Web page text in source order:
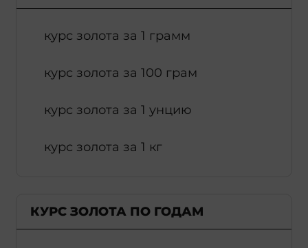
курс золота за 1 грамм
курс золота за 100 грам
курс золота за 1 унцию
курс золота за 1 кг
КУРС ЗОЛОТА ПО ГОДАМ